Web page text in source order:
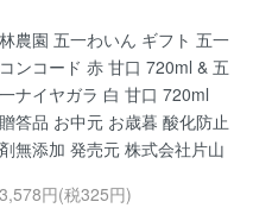
林農園 五一わいん ギフト 五一
コンコード 赤 甘口 720ml & 五
一ナイヤガラ 白 甘口 720ml
贈答品 お中元 お歳暮 酸化防止
剤無添加 発売元 株式会社片山
3,578円(税325円)